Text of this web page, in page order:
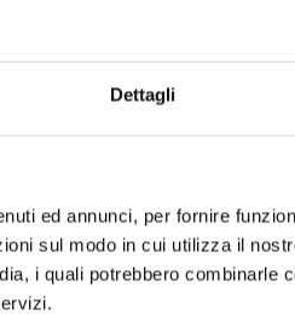
Dettagli
ed annunci, per fornire
sul modo in cui utilizza il
i quali potrebbero combinarle
ECONOMIA IMPRESE